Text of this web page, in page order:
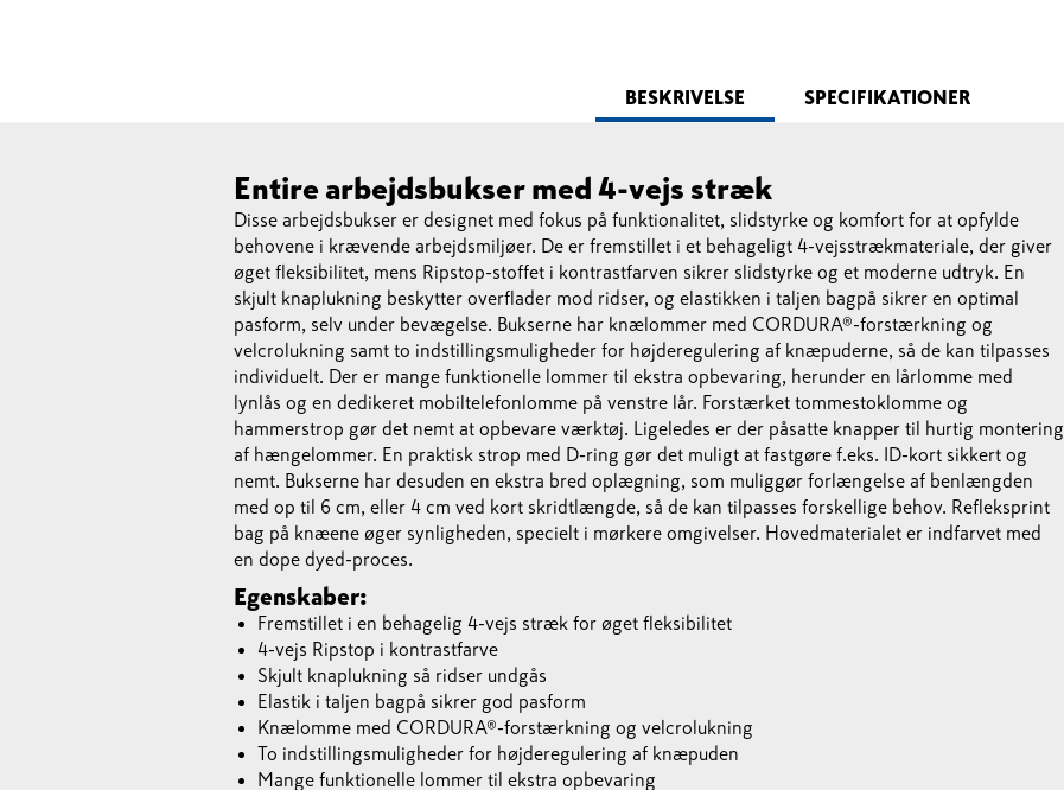
BESKRIVELSE SPECIFIKATIONER
Entire arbejdsbukser med 4-vejs stræk
Disse arbejdsbukser er designet med fokus på funktionalitet, slidstyrke og komfort for at opfylde
behovene i krævende arbejdsmiljøer. De er fremstillet i et behageligt 4-vejsstrækmateriale, der giver
øget fleksibilitet, mens Ripstop-stoffet i kontrastfarven sikrer slidstyrke og et moderne udtryk. En
skjult knaplukning beskytter overflader mod ridser, og elastikken i taljen bagpå sikrer en optimal
pasform, selv under bevægelse. Bukserne har knælommer med CORDURA®-forstærkning og
velcrolukning samt to indstillingsmuligheder for højderegulering af knæpuderne, så de kan tilpasses
individuelt. Der er mange funktionelle lommer til ekstra opbevaring, herunder en lårlomme med
lynlås og en dedikeret mobiltelefonlomme på venstre lår. Forstærket tommestoklomme og
hammerstrop gør det nemt at opbevare værktøj. Ligeledes er der påsatte knapper til hurtig montering
af hængelommer. En praktisk strop med D-ring gør det muligt at fastgøre f.eks. ID-kort sikkert og
nemt. Bukserne har desuden en ekstra bred oplægning, som muliggør forlængelse af benlængden
med op til 6 cm, eller 4 cm ved kort skridtlængde, så de kan tilpasses forskellige behov. Refleksprint
bag på knæene øger synligheden, specielt i mørkere omgivelser. Hovedmaterialet er indfarvet med
en dope dyed-proces.
Egenskaber:
Fremstillet i en behagelig 4-vejs stræk for øget fleksibilitet
4-vejs Ripstop i kontrastfarve
Skjult knaplukning så ridser undgås
Elastik i taljen bagpå sikrer god pasform
Knælomme med CORDURA®-forstærkning og velcrolukning
To indstillingsmuligheder for højderegulering af knæpuden
Mange funktionelle lommer til ekstra opbevaring